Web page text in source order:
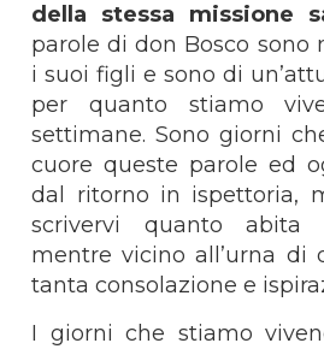
della stessa missione
parole di don Bosco sono
i suoi figli e sono di
per quanto stiamo
settimane. Sono giorni
cuore queste parole ed
dal ritorno in ispettoria,
scrivervi quanto
mentre vicino all’urna di
tanta consolazione e
I giorni che stiamo